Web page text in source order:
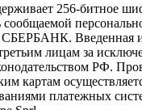
256-битное
сообщаемой
СБЕРБАНК. Введенная
лицам за
РФ.
картам
платежных